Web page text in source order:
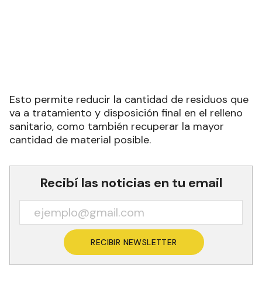
Esto permite reducir la cantidad de residuos que
va a tratamiento y disposición final en el relleno
sanitario, como también recuperar la mayor
cantidad de material posible.
Recibí las noticias en tu email
RECIBIR NEWSLETTER